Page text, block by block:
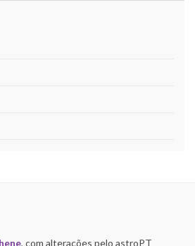
, com alterações pelo astroPT